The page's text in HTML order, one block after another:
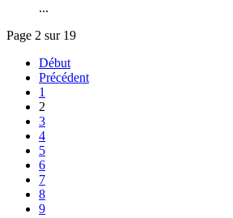
...
Page 2 sur 19
Début
Précédent
1
2
3
4
5
6
7
8
9